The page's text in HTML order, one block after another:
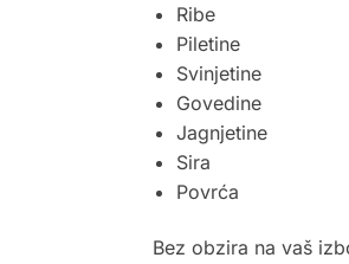
Ribe
Piletine
Svinjetine
Govedine
Jagnjetine
Sira
Povrća
Bez obzira na vaš